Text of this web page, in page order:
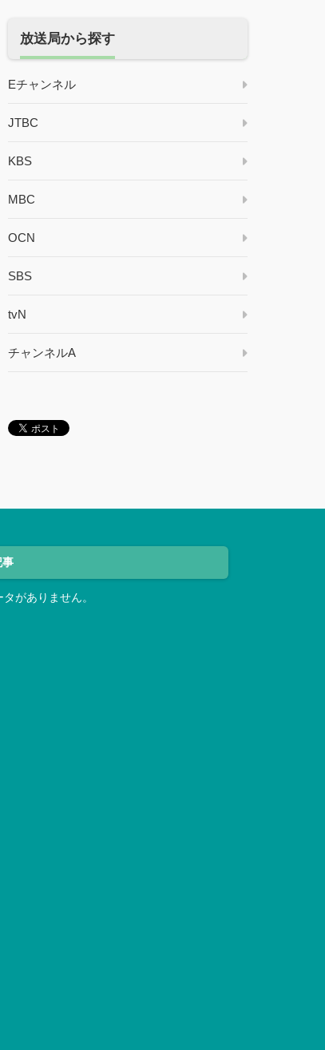
放送局から探す
Eチャンネル
JTBC
KBS
MBC
OCN
SBS
tvN
チャンネルA
事
タがありません。